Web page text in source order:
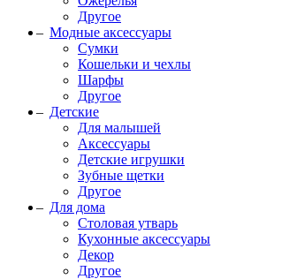
Другое
Модные аксессуары
Сумки
Кошельки и чехлы
Шарфы
Другое
Детские
Для малышей
Аксессуары
Детские игрушки
Зубные щетки
Другое
Для дома
Столовая утварь
Кухонные аксессуары
Декор
Другое